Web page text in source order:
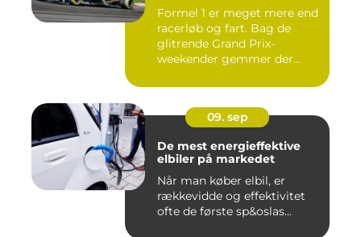
Formel 1 er meget mere end
racerløb og fart. Bag de
glitrende Grand Prix-
weekender gemmer der...
09. sep
De mest energieffektive
elbiler på markedet
Når man køber elbil, er
rækkevidde og effektivitet
ofte de første sp&oslas...